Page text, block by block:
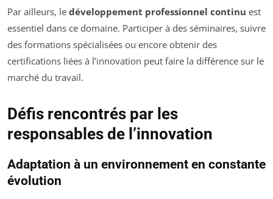
Par ailleurs, le développement professionnel continu est
essentiel dans ce domaine. Participer à des séminaires, suivre
des formations spécialisées ou encore obtenir des
certifications liées à l’innovation peut faire la différence sur le
marché du travail.
Défis rencontrés par les
responsables de l’innovation
Adaptation à un environnement en constante
évolution